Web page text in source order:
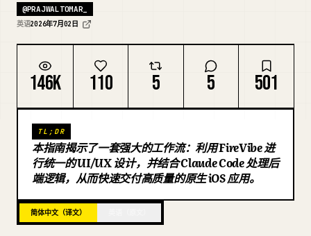
提示词
下载
博客
更新
@PRAJWALTOMAR_
英语2026年7月02日
146K 110 5 5 501
TL;DR
本指南揭示了一套强大的工作流：利用 FireVibe 进
行统一的 UI/UX 设计，并结合 Claude Code 处理后
端逻辑，从而快速交付高质量的原生 iOS 应用。
简体中文（译文）